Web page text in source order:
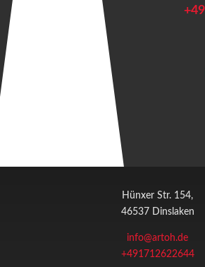
Hünxer Str. 154,
46537 Dinslaken
info@artoh.de
+491712622644